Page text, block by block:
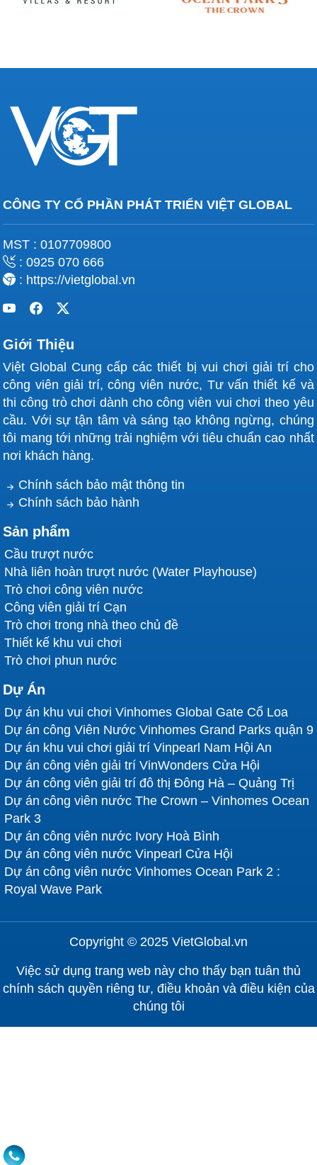
CÔNG TY CỔ PHẦN PHÁT TRIỂN VIỆT GLOBAL
MST : 0107709800
: 0925 070 666
: https://vietglobal.vn
Giới Thiệu
Việt Global Cung cấp các thiết bị vui chơi giải trí cho
công viên giải trí, công viên nước, Tư vấn thiết kế và
thi công trò chơi dành cho công viên vui chơi theo yêu
cầu. Với sự tận tâm và sáng tạo không ngừng, chúng
tôi mang tới những trải nghiệm với tiêu chuẩn cao nhất
nơi khách hàng.
Chính sách bảo mật thông tin
Chính sách bảo hành
Sản phẩm
Cầu trượt nước
Nhà liên hoàn trượt nước (Water Playhouse)
Trò chơi công viên nước
Công viên giải trí Cạn
Trò chơi trong nhà theo chủ đề
Thiết kế khu vui chơi
Trò chơi phun nước
Dự Án
Dự án khu vui chơi Vinhomes Global Gate Cổ Loa
Dự án công Viên Nước Vinhomes Grand Parks quận 9
Dự án khu vui chơi giải trí Vinpearl Nam Hội An
Dự án công viên giải trí VinWonders Cửa Hội
Dự án công viên giải trí đô thị Đông Hà – Quảng Trị
Dự án công viên nước The Crown – Vinhomes Ocean
Park 3
Dự án công viên nước Ivory Hoà Bình
Dự án công viên nước Vinpearl Cửa Hội
Dự án công viên nước Vinhomes Ocean Park 2 :
Royal Wave Park
Copyright © 2025 VietGlobal.vn
Việc sử dụng trang web này cho thấy bạn tuân thủ
chính sách quyền riêng tư, điều khoản và điều kiện của
chúng tôi